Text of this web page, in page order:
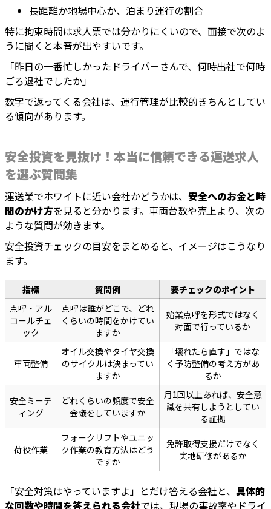
長距離か地場中心か、泊まり運行の割合
特に拘束時間は求人票では分かりにくいので、面接で次のよ
うに聞くと本音が出やすいです。
「昨日の一番忙しかったドライバーさんで、何時出社で何時
ごろ退社でしたか」
数字で返ってくる会社は、運行管理が比較的きちんとしてい
る傾向があります。
安全投資を見抜け！本当に信頼できる運送求人
を選ぶ質問集
運送業でホワイトに近い会社かどうかは、 安全へのお金と時
間のかけ方を見ると分かります。車両台数や売上より、次の
ような質問が効きます。
安全投資チェックの目安をまとめると、イメージはこうなり
ます。
指標 質問例
要チェックのポイント
点呼・アル
コールチェ
ック
点呼は誰がどこで、どれ
くらいの時間をかけてい
ますか
始業点呼を形式ではなく
対面で行っているか
車両整備
オイル交換やタイヤ交換
のサイクルは決まってい
ますか
「壊れたら直す」ではな
く予防整備の考え方があ
るか
安全ミーテ
ィング
どれくらいの頻度で安全
会議をしていますか
月1回以上あれば、安全意
識を共有しようとしてい
る証拠
荷役作業
フォークリフトやユニッ
ク作業の教育方法はどう
ですか
免許取得支援だけでなく
実地研修があるか
「安全対策はやっていますよ」とだけ答える会社と、 具体的
な回数や時間を答えられる会社では、現場の事故率やドライ